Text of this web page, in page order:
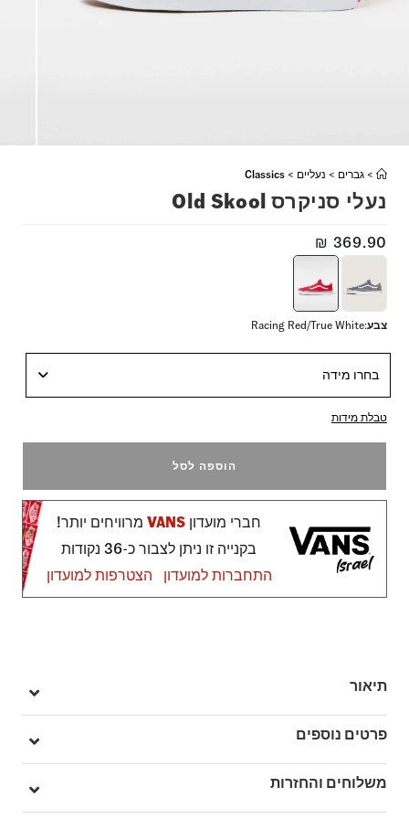
> גברים > נעליים >
Classics
נעלי סניקרס Old Skool
₪ 369.90
צבע:
Racing Red/True White
בחרו מידה
טבלת מידות
הוספה לסל
חברי מועדון VANSמרוויחים יותר!
בקנייה זו ניתן לצבור כ-36 נקודות
התחברות למועדון
הצטרפות למועדון
תיאור
שרוכים לקשירה.
היא עשויה גפה מקנבס וזמש חזקים במיוחד, חלק קדמי מחוזק המונע
שחיקה, קולר אחורי מרופד לתמיכה וגמישות וסוליית Waffle חיצונית
פרטים נוספים
מק"ט: VA4BV5JV6
משלוחים והחזרות